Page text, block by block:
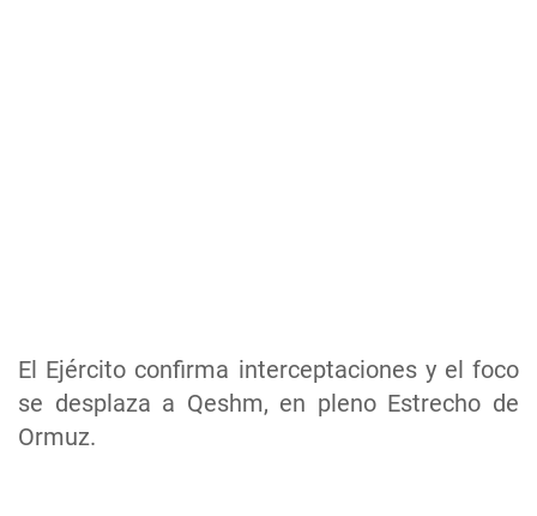
El Ejército confirma interceptaciones y el foco
se desplaza a Qeshm, en pleno Estrecho de
Ormuz.